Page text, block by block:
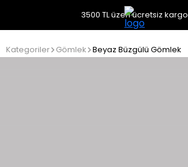
3500 TL üzeri ücretsiz kargo
Kategoriler Gömlek Beyaz Büzgülü Gömlek